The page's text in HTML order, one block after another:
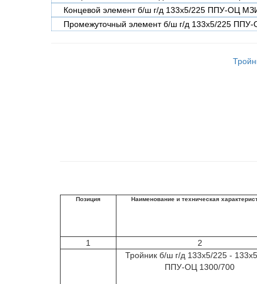
Концевой элемент б/ш г/д 133х5/225 ППУ-ОЦ
Промежуточный элемент б/ш г/д 133х5/225
Позиция Наименование и техническая
1 2
Тройник б/ш г/д 133х5/225 -
ППУ-ОЦ 1300/700